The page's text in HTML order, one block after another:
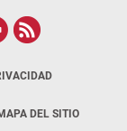
DEL SITIO